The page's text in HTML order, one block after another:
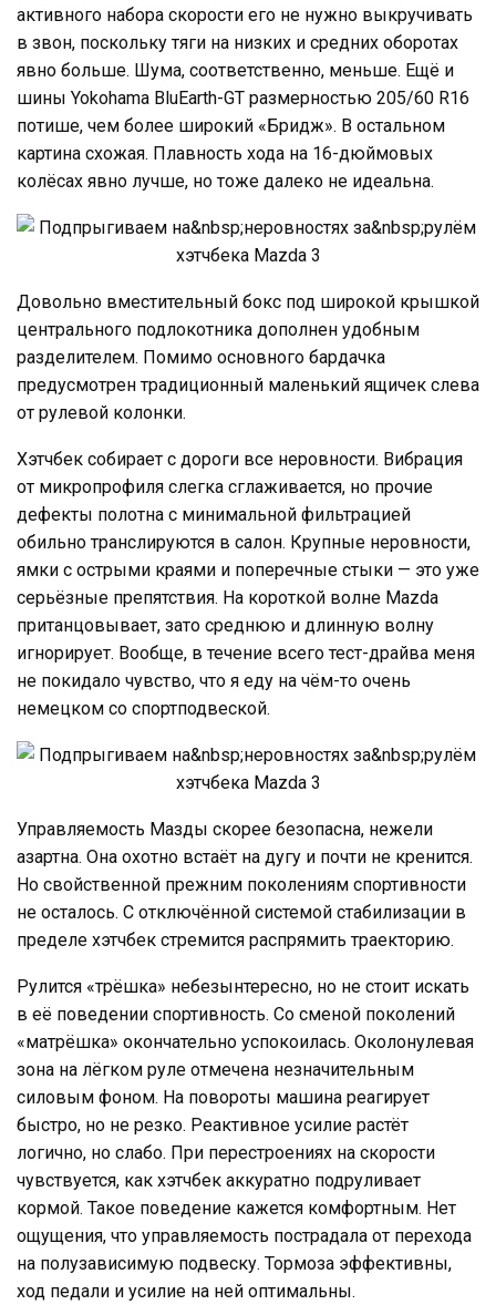
активного набора скорости его не нужно выкручивать
в звон, поскольку тяги на низких и средних оборотах
явно больше. Шума, соответственно, меньше. Ещё и
шины Yokohama BluEarth-GT размерностью 205/60 R16
потише, чем более широкий «Бридж». В остальном
картина схожая. Плавность хода на 16-дюймовых
колёсах явно лучше, но тоже далеко не идеальна.
Довольно вместительный бокс под широкой крышкой
центрального подлокотника дополнен удобным
разделителем. Помимо основного бардачка
предусмотрен традиционный маленький ящичек слева
от рулевой колонки.
Хэтчбек собирает с дороги все неровности. Вибрация
от микропрофиля слегка сглаживается, но прочие
дефекты полотна с минимальной фильтрацией
обильно транслируются в салон. Крупные неровности,
ямки с острыми краями и поперечные стыки — это уже
серьёзные препятствия. На короткой волне Mazda
пританцовывает, зато среднюю и длинную волну
игнорирует. Вообще, в течение всего тест-драйва меня
не покидало чувство, что я еду на чём-то очень
немецком со спортподвеской.
Управляемость Мазды скорее безопасна, нежели
азартна. Она охотно встаёт на дугу и почти не кренится.
Но свойственной прежним поколениям спортивности
не осталось. С отключённой системой стабилизации в
пределе хэтчбек стремится распрямить траекторию.
Рулится «трёшка» небезынтересно, но не стоит искать
в её поведении спортивность. Со сменой поколений
«матрёшка» окончательно успокоилась. Околонулевая
зона на лёгком руле отмечена незначительным
силовым фоном. На повороты машина реагирует
быстро, но не резко. Реактивное усилие растёт
логично, но слабо. При перестроениях на скорости
чувствуется, как хэтчбек аккуратно подруливает
кормой. Такое поведение кажется комфортным. Нет
ощущения, что управляемость пострадала от перехода
на полузависимую подвеску. Тормоза эффективны,
ход педали и усилие на ней оптимальны.